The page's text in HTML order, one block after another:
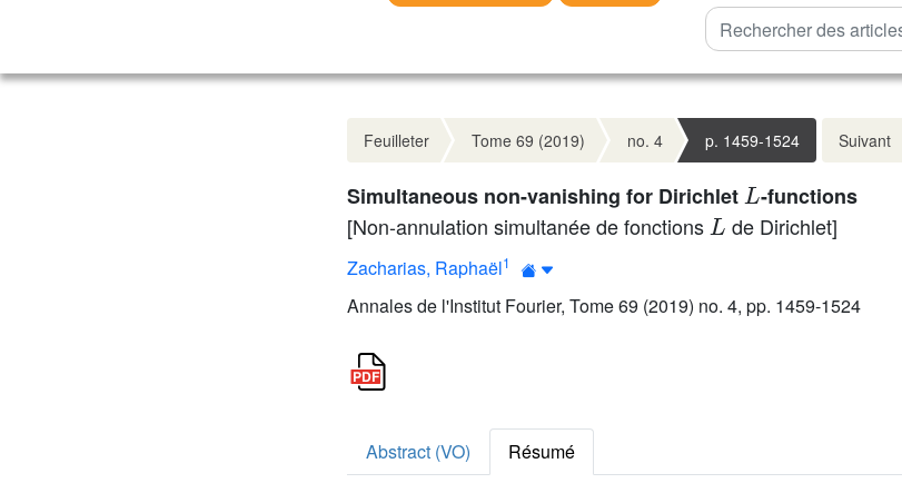
Feuilleter Tome 69 (2019) no. 4 p. 1459-1524 Suivant
Simultaneous non-vanishing for Dirichlet
-functions
[Non-annulation simultanée de fonctions L de Dirichlet]
Zacharias, Raphaël1
Annales de l'Institut Fourier, Tome 69 (2019) no. 4, pp. 1459-1524
Abstract (VO)
Résumé